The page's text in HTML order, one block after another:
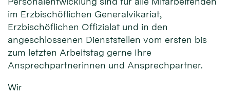
im Erzbischöflichen Generalvikariat,
Erzbischöflichen Offizialat und in den
angeschlossenen Dienststellen vom ersten bis
zum letzten Arbeitstag gerne Ihre
Ansprechpartnerinnen und Ansprechpartner.
Wir